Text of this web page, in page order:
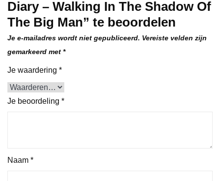
Diary – Walking In The Shadow Of
The Big Man” te beoordelen
Je e-mailadres wordt niet gepubliceerd. Vereiste velden zijn
gemarkeerd met *
Je waardering *
Je beoordeling *
Naam *